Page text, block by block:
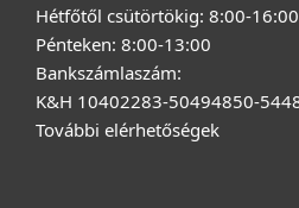
Hétfőtől csütörtökig: 8:00-16:00
Pénteken: 8:00-13:00
Bankszámlaszám:
K&H 10402283-50494850-
További elérhetőségek